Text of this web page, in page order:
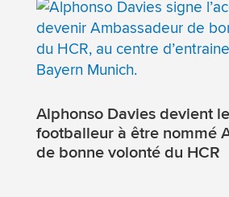
Alphonso Davies devient
footballeur à être nommé
de bonne volonté du HCR